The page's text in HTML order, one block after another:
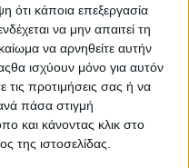
ότι κάποια επεξεργασία
να μην απαιτεί τη
να αρνηθείτε αυτήν
ισχύουν μόνο για αυτόν
τις προτιμήσεις σας ή να
πάσα στιγμή
και κάνοντας κλικ στο
της ιστοσελίδας.
υποχρεούνται:
να διαβιβάζουν
και επενδύσεις,
δεδομένα για
καρτών και συναλλαγές
νομικών προσώπων.